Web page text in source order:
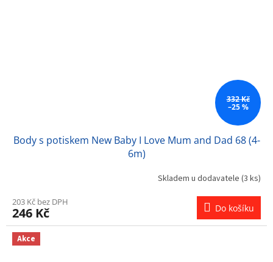
332 Kč
–25 %
Body s potiskem New Baby I Love Mum and Dad 68 (4-
6m)
Skladem u dodavatele (3 ks)
203 Kč bez DPH
246 Kč Do košíku
Akce